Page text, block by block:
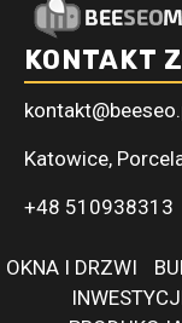
KONTAKT
Katowice,
+48 510938313
OKNA I DRZWI